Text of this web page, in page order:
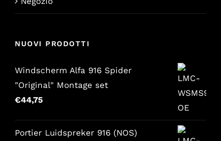
NUOVI PRODOTTI
Windscherm Alfa 916 Spider
"Original" Montage set
€44,75
Portier Luidspreker 916 (NOS)